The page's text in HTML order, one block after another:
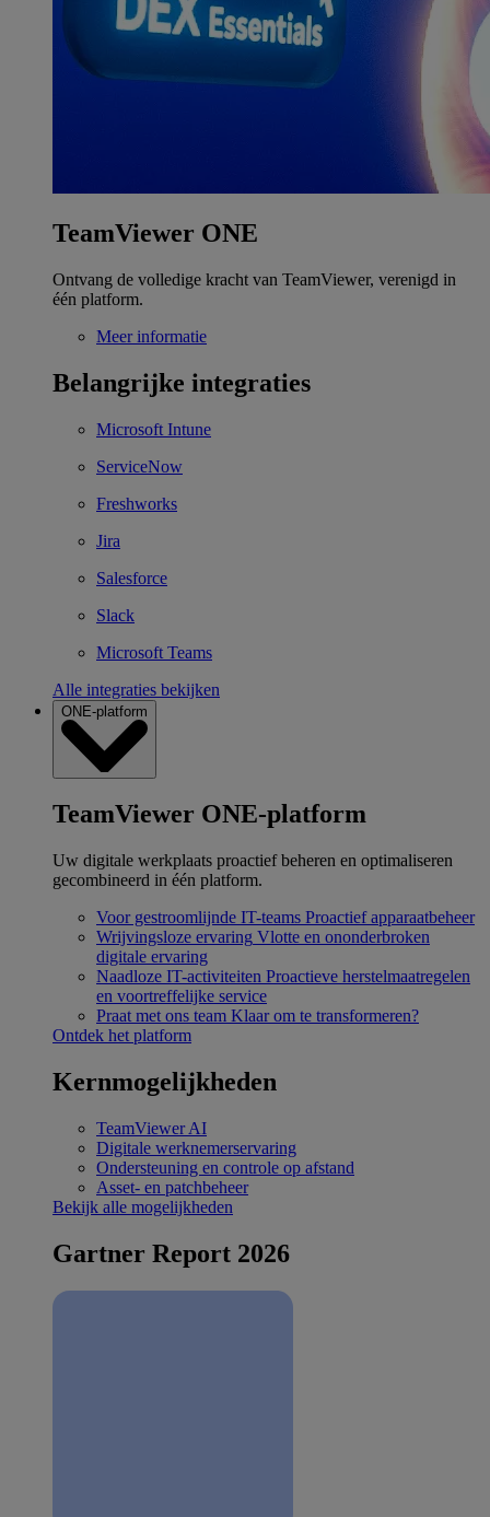
TeamViewer ONE
Ontvang de volledige kracht van TeamViewer, verenigd in
één platform.
Meer informatie
Belangrijke integraties
Microsoft Intune
ServiceNow
Freshworks
Jira
Salesforce
Slack
Microsoft Teams
Alle integraties bekijken
ONE-platform
TeamViewer ONE-platform
Uw digitale werkplaats proactief beheren en optimaliseren
gecombineerd in één platform.
Voor gestroomlijnde IT-teams Proactief apparaatbeheer
Wrijvingsloze ervaring Vlotte en ononderbroken
digitale ervaring
Naadloze IT-activiteiten Proactieve herstelmaatregelen
en voortreffelijke service
Praat met ons team Klaar om te transformeren?
Ontdek het platform
Kernmogelijkheden
TeamViewer AI
Digitale werknemerservaring
Ondersteuning en controle op afstand
Asset- en patchbeheer
Bekijk alle mogelijkheden
Gartner Report 2026